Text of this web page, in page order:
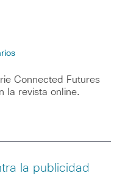
Connected Futures
la revista online.
la publicidad